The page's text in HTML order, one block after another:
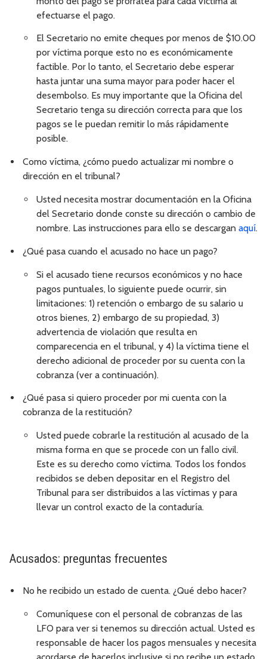
efectuarse el pago.
El Secretario no emite cheques por menos de $10.00
por víctima porque esto no es económicamente
factible. Por lo tanto, el Secretario debe esperar
hasta juntar una suma mayor para poder hacer el
desembolso. Es muy importante que la Oficina del
Secretario tenga su dirección correcta para que los
pagos se le puedan remitir lo más rápidamente
posible.
Como víctima, ¿cómo puedo actualizar mi nombre o
dirección en el tribunal?
Usted necesita mostrar documentación en la Oficina
del Secretario donde conste su dirección o cambio de
nombre. Las instrucciones para ello se descargan aquí.
¿Qué pasa cuando el acusado no hace un pago?
Si el acusado tiene recursos económicos y no hace
pagos puntuales, lo siguiente puede ocurrir, sin
limitaciones: 1) retención o embargo de su salario u
otros bienes, 2) embargo de su propiedad, 3)
advertencia de violación que resulta en
comparecencia en el tribunal, y 4) la víctima tiene el
derecho adicional de proceder por su cuenta con la
cobranza (ver a continuación).
¿Qué pasa si quiero proceder por mi cuenta con la
cobranza de la restitución?
Usted puede cobrarle la restitución al acusado de la
misma forma en que se procede con un fallo civil.
Este es su derecho como víctima. Todos los fondos
recibidos se deben depositar en el Registro del
Tribunal para ser distribuidos a las víctimas y para
llevar un control exacto de la contaduría.
Acusados: preguntas frecuentes
No he recibido un estado de cuenta. ¿Qué debo hacer?
Comuníquese con el personal de cobranzas de las
LFO para ver si tenemos su dirección actual. Usted es
responsable de hacer los pagos mensuales y necesita